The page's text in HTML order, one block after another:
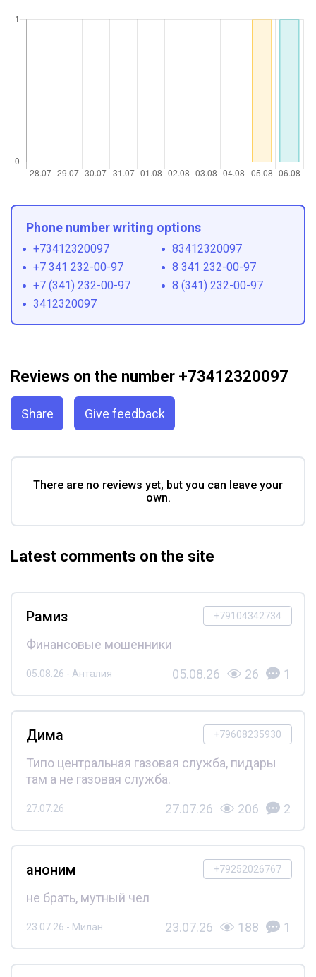
Phone number writing options
+73412320097
83412320097
+7 341 232-00-97
8 341 232-00-97
+7 (341) 232-00-97
8 (341) 232-00-97
3412320097
Reviews on the number +73412320097
Share Give feedback
There are no reviews yet, but you can leave your
own.
Latest comments on the site
+79104342734
Рамиз
Финансовые мошенники
05.08.26 - Анталия 05.08.26 26 1
+79608235930
Дима
Типо центральная газовая служба, пидары
там а не газовая служба.
27.07.26 27.07.26 206 2
+79252026767
аноним
не брать, мутный чел
23.07.26 - Милан 23.07.26 188 1